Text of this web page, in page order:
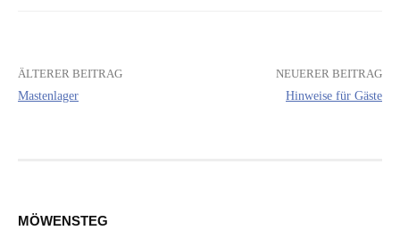
Beitrags-
ÄLTERER BEITRAG
Mastenlager
NEUERER BEITRAG
Hinweise für Gäste
MÖWENSTEG